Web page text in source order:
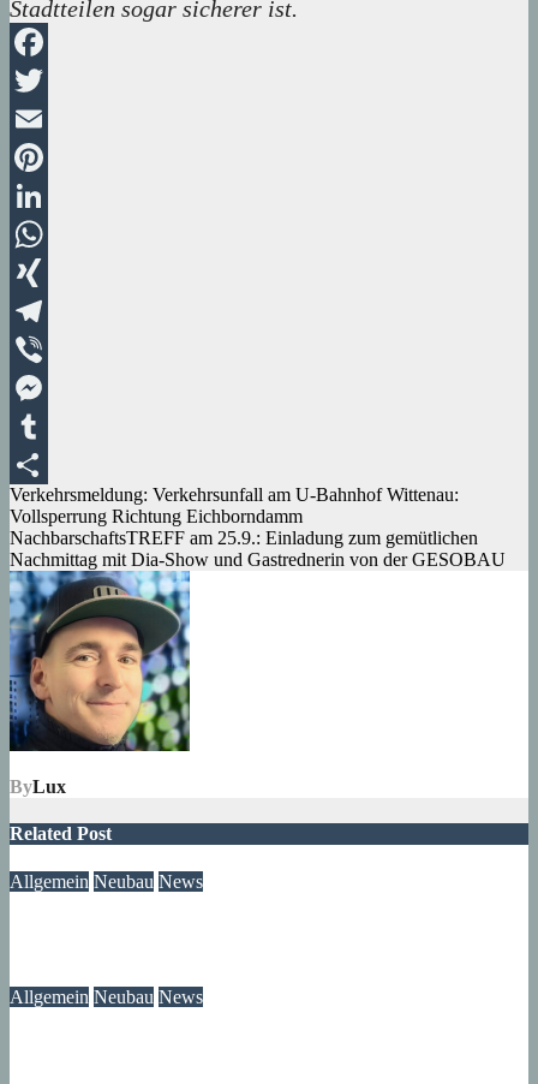
Stadtteilen sogar sicherer ist.
Facebook
Twitter
Email
Pinterest
LinkedIn
WhatsApp
XING
Telegram
Viber
Messenger
Tumblr
Teilen
Beitragsnavigation
Verkehrsmeldung: Verkehrsunfall am U-Bahnhof Wittenau:
Vollsperrung Richtung Eichborndamm
NachbarschaftsTREFF am 25.9.: Einladung zum gemütlichen
Nachmittag mit Dia-Show und Gastrednerin von der GESOBAU
ByLux
Related Post
Allgemein Neubau News
Allgemein Neubau News